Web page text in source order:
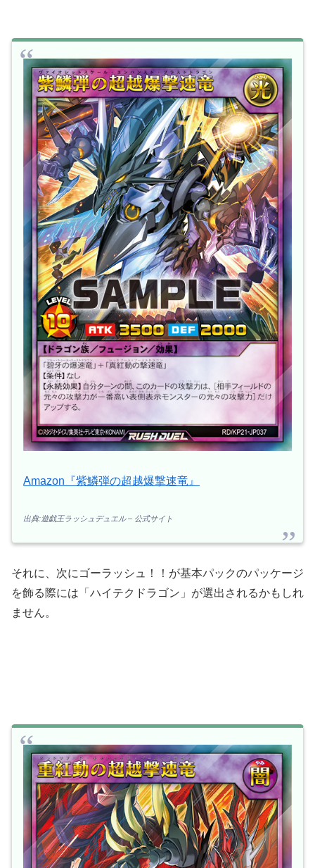
Amazon『紫鱗弾の超越爆撃速竜』
出典:遊戯王ラッシュデュエル – 公式サイト
それに、次にゴーラッシュ！！が基本パックのパッケージ
を飾る際には「ハイテクドラゴン」が選出されるかもしれ
ません。